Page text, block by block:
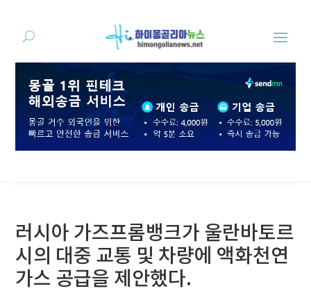
러시아 가즈프롬뱅크가 울란바토르
시의 대중 교통 및 차량에 액화천연
가스 공급을 제안했다.